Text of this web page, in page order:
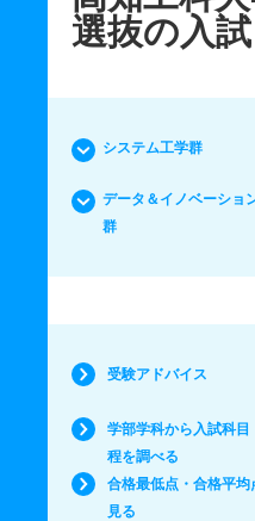
選抜の入試
システム工学群
データ＆イノベーショ
群
受験アドバイス
学部学科から入試科目
程を調べる
合格最低点・合格平均
見る